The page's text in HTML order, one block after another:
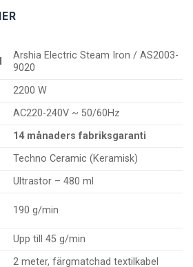
Arshia Electric Steam Iron / AS2003-
9020
2200 W
AC220-240V ~ 50/60Hz
14 månaders fabriksgaranti
Techno Ceramic (Keramisk)
Ultrastor – 480 ml
190 g/min
Upp till 45 g/min
2 meter, färgmatchad textilkabel